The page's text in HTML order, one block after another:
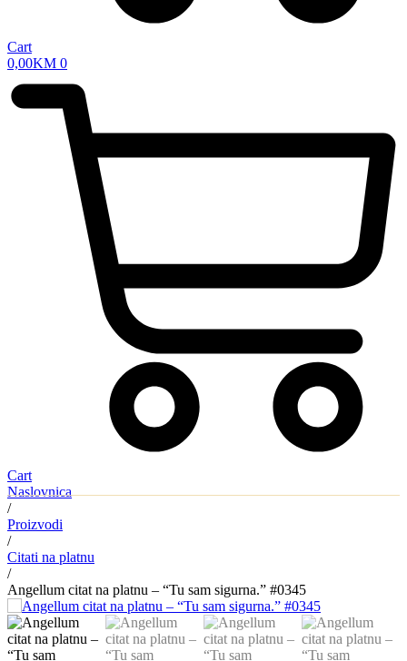
Cart
0,00KM 0
Cart
Naslovnica
/
Proizvodi
/
Citati na platnu
/
Angellum citat na platnu – “Tu sam sigurna.” #0345